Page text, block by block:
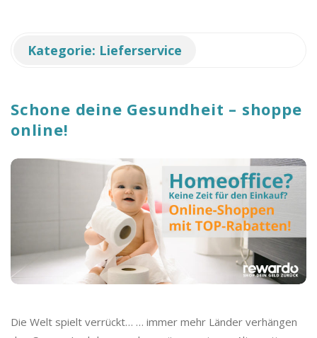
w
r
d
o
a
s
h
Kategorie: Lieferservice
Schone deine Gesundheit – shoppe
online!
Die Welt spielt verrückt… … immer mehr Länder verhängen